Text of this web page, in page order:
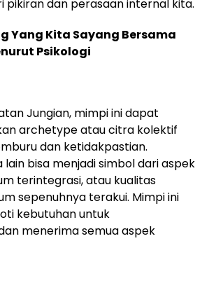
pikiran dan perasaan internal kita.
Yang Kita Sayang Bersama
Psikologi
Jungian, mimpi ini dapat
archetype atau citra kolektif
dan ketidakpastian.
lain bisa menjadi simbol dari aspek
terintegrasi, atau kualitas
sepenuhnya terakui. Mimpi ini
kebutuhan untuk
menerima semua aspek